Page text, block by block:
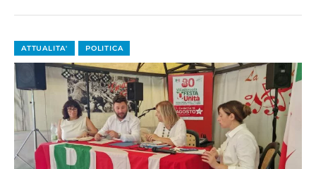
ATTUALITA' POLITICA